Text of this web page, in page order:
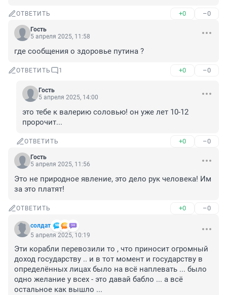
ОТВЕТИТЬ +0 –0
Гость
5 апреля 2025, 11:58
где сообщения о здоровье путина ?
ОТВЕТИТЬ 1 +0 –0
Гость
5 апреля 2025, 14:00
это тебе к валерию соловью! он уже лет 10-12
пророчит...
ОТВЕТИТЬ +0 –0
Гость
5 апреля 2025, 11:56
Это не природное явление, это дело рук человека! Им
за это платят!
ОТВЕТИТЬ +0 –0
солдат
5 апреля 2025, 10:19
Эти корабли перевозили то , что приносит огромный
доход государству .. и в тот момент и государству в
определённых лицах было на всё наплевать ... было
одно желание у всех - это давай бабло ... а всё
остальное как вышло ...